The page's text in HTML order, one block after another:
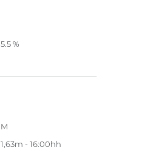
5.5 %
M
1,63m - 16:00hh